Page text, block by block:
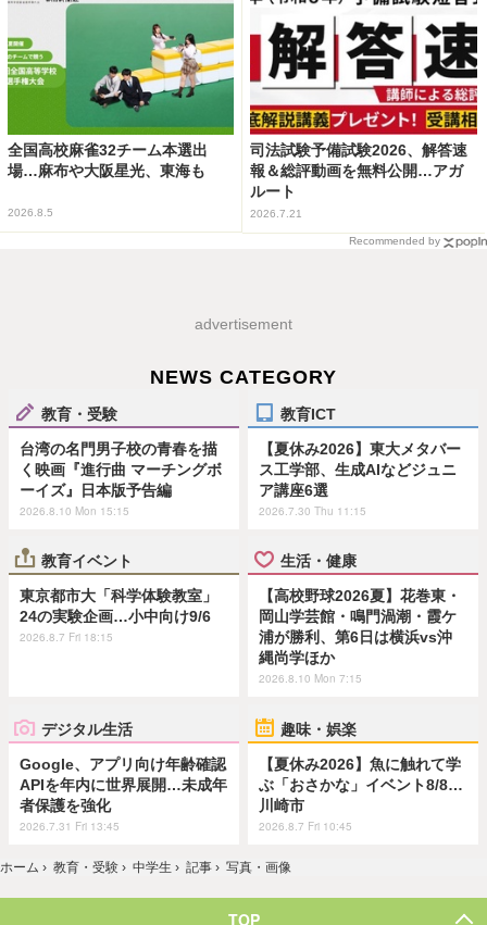
全国高校麻雀32チーム本選出
場…麻布や大阪星光、東海も
2026.8.5
司法試験予備試験2026、解答速
報＆総評動画を無料公開…アガ
ルート
2026.7.21
Recommended by
advertisement
NEWS CATEGORY
教育・受験
台湾の名門男子校の青春を描
く映画『進行曲 マーチングボ
ーイズ』日本版予告編
2026.8.10 Mon 15:15
教育ICT
【夏休み2026】東大メタバー
ス工学部、生成AIなどジュニ
ア講座6選
2026.7.30 Thu 11:15
教育イベント
東京都市大「科学体験教室」
24の実験企画…小中向け9/6
2026.8.7 Fri 18:15
生活・健康
【高校野球2026夏】花巻東・
岡山学芸館・鳴門渦潮・霞ケ
浦が勝利、第6日は横浜vs沖
縄尚学ほか
2026.8.10 Mon 7:15
デジタル生活
Google、アプリ向け年齢確認
APIを年内に世界展開…未成年
者保護を強化
2026.7.31 Fri 13:45
趣味・娯楽
【夏休み2026】魚に触れて学
ぶ「おさかな」イベント8/8…
川崎市
2026.8.7 Fri 10:45
ホーム › 教育・受験 › 中学生 › 記事 › 写真・画像
TOP